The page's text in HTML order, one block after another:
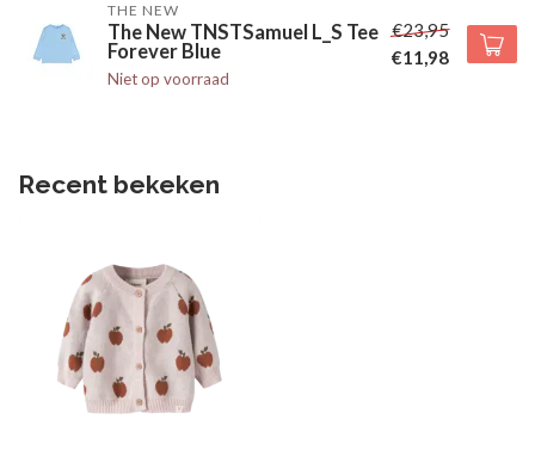
THE NEW
The New TNSTSamuel L_S Tee
Forever Blue
Niet op voorraad
€23,95
€11,98
Recent bekeken